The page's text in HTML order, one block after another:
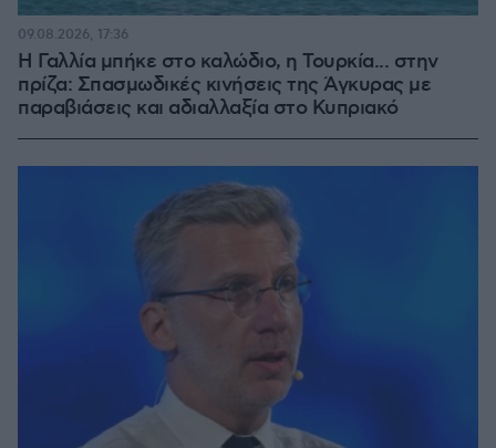
Η Γαλλία μπήκε στο καλώδιο, η Τουρκία... στην
πρίζα: Σπασμωδικές κινήσεις της Άγκυρας με
παραβιάσεις και αδιαλλαξία στο Κυπριακό
09.08.2026, 17:36